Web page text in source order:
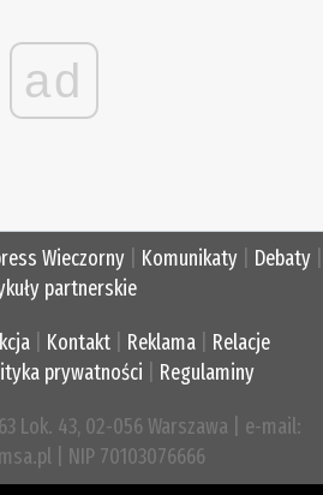
ad
Wieczorny Komunikaty Debaty
partnerskie
Kontakt Reklama
Relacje
prywatności Regulaminy
Lok. 43, 02-056 Warszawa | e-mail:
| NIP 70103076666